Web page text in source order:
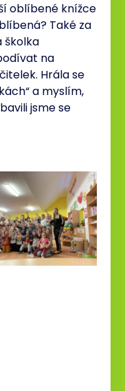
oblíbené knížce
Také za
školka
na
Hrála se
a myslím,
jsme se